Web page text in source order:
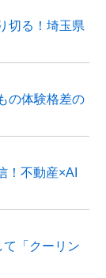
切る！埼玉県
の体験格差の
！不動産×AI
「クーリン